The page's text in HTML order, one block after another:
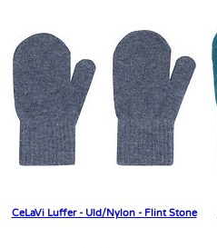
CeLaVi Luffer - Uld/Nylon - Flint Stone